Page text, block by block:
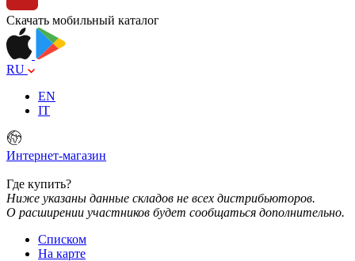
Скачать мобильный каталог
RU
EN
IT
Интернет-магазин
Где купить?
Ниже указаны данные складов не всех дистрибьюторов.
О расширении участников будет сообщаться дополнительно.
Списком
На карте